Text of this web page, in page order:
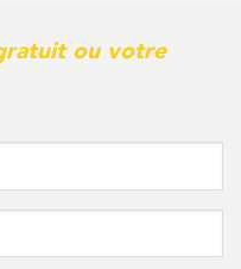
ou votre